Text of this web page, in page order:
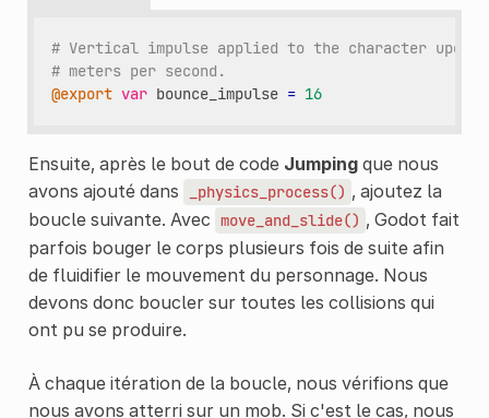
# Vertical impulse applied to the character upon
# meters per second.
@export var bounce_impulse = 16
Ensuite, après le bout de code Jumpingque nous
avons ajouté dans
_physics_process() , ajoutez la
boucle suivante. Avec move_and_slide() , Godot fait
parfois bouger le corps plusieurs fois de suite afin
de fluidifier le mouvement du personnage. Nous
devons donc boucler sur toutes les collisions qui
ont pu se produire.
À chaque itération de la boucle, nous vérifions que
nous avons atterri sur un mob. Si c'est le cas, nous